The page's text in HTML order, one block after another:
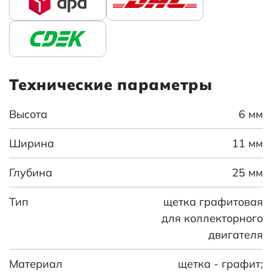
Технические параметры
Высота 6 мм
Ширина 11 мм
Глубина 25 мм
Тип
щетка графитовая
для коллекторного
двигателя
Материал
щетка - графит;